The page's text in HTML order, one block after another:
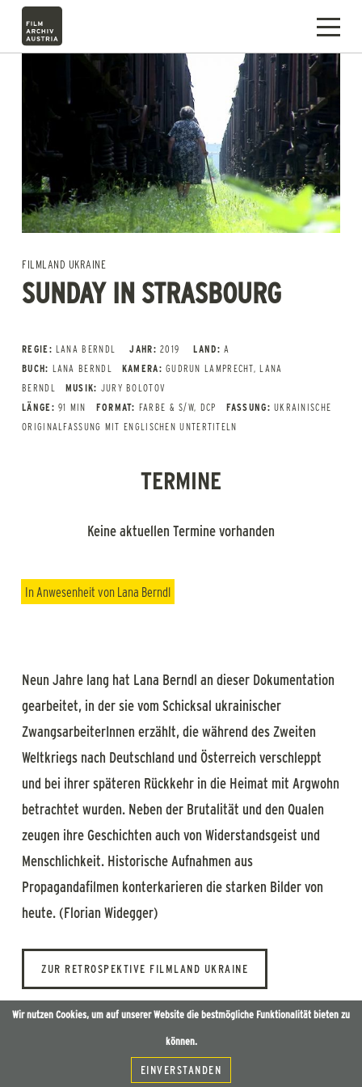
FILMLAND UKRAINE
SUNDAY IN STRASBOURG
REGIE: LANA BERNDL JAHR: 2019 LAND: A
BUCH: LANA BERNDL KAMERA: GUDRUN LAMPRECHT, LANA
BERNDL
MUSIK: JURY BOLOTOV
LÄNGE: 91 MIN FORMAT: FARBE & S/W, DCP FASSUNG: UKRAINISCHE
ORIGINALFASSUNG MIT ENGLISCHEN UNTERTITELN
TERMINE
Keine aktuellen Termine vorhanden
In Anwesenheit von Lana Berndl
Neun Jahre lang hat Lana Berndl an dieser Dokumentation
gearbeitet, in der sie vom Schicksal ukrainischer
ZwangsarbeiterInnen erzählt, die während des Zweiten
Weltkriegs nach Deutschland und Österreich verschleppt
und bei ihrer späteren Rückkehr in die Heimat mit Argwohn
betrachtet wurden. Neben der Brutalität und den Qualen
zeugen ihre Geschichten auch von Widerstandsgeist und
Menschlichkeit. Historische Aufnahmen aus
Propagandafilmen konterkarieren die starken Bilder von
heute. (Florian Widegger)
ZUR RETROSPEKTIVE FILMLAND UKRAINE
Wir nutzen Cookies, um auf unserer Website die bestmögliche Funktionalität bieten zu
können.
EINVERSTANDEN